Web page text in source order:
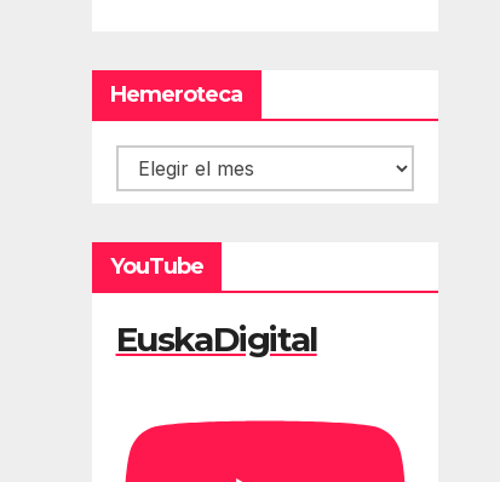
Hemeroteca
Hemeroteca
YouTube
EuskaDigital